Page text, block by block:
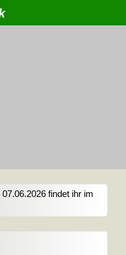
findet ihr im